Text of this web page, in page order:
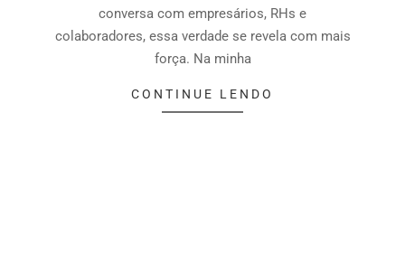
conversa com empresários, RHs e
colaboradores, essa verdade se revela com mais
força. Na minha
CONTINUE LENDO